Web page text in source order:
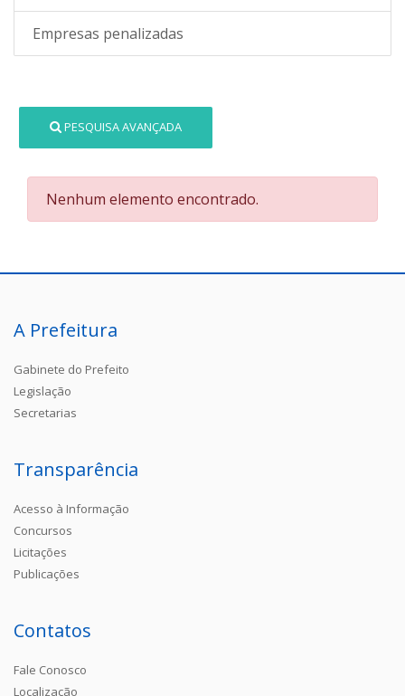
Empresas penalizadas
PESQUISA AVANÇADA
Nenhum elemento encontrado.
A Prefeitura
Gabinete do Prefeito
Legislação
Secretarias
Transparência
Acesso à Informação
Concursos
Licitações
Publicações
Contatos
Fale Conosco
Localização